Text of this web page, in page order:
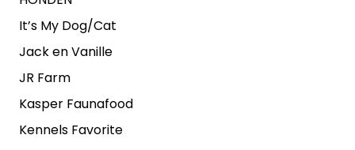
It’s My Dog/Cat
Jack en Vanille
JR Farm
Kasper Faunafood
Kennels Favorite